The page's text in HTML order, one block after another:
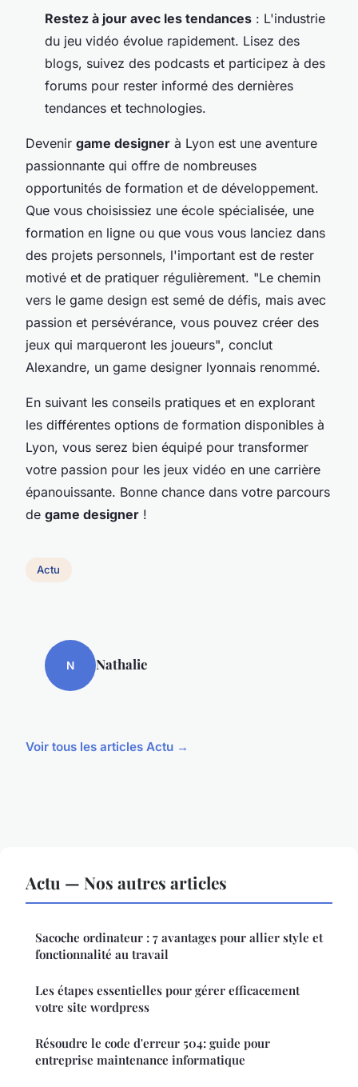
Restez à jour avec les tendances : L'industrie
du jeu vidéo évolue rapidement. Lisez des
blogs, suivez des podcasts et participez à des
forums pour rester informé des dernières
tendances et technologies.
Devenir game designer à Lyon est une aventure
passionnante qui offre de nombreuses
opportunités de formation et de développement.
Que vous choisissiez une école spécialisée, une
formation en ligne ou que vous vous lanciez dans
des projets personnels, l'important est de rester
motivé et de pratiquer régulièrement. "Le chemin
vers le game design est semé de défis, mais avec
passion et persévérance, vous pouvez créer des
jeux qui marqueront les joueurs", conclut
Alexandre, un game designer lyonnais renommé.
En suivant les conseils pratiques et en explorant
les différentes options de formation disponibles à
Lyon, vous serez bien équipé pour transformer
votre passion pour les jeux vidéo en une carrière
épanouissante. Bonne chance dans votre parcours
de game designer !
Actu
N Nathalie
Voir tous les articles Actu →
Actu — Nos autres articles
Sacoche ordinateur : 7 avantages pour allier style et
fonctionnalité au travail
Les étapes essentielles pour gérer efficacement
votre site wordpress
Résoudre le code d'erreur 504: guide pour
entreprise maintenance informatique